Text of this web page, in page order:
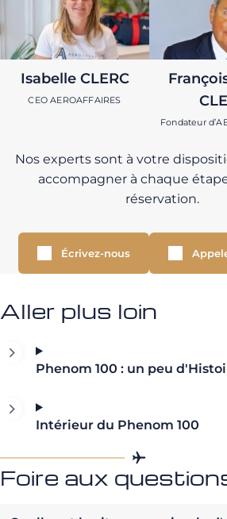
Isabelle CLERC
CEO AEROAFFAIRES
Fondateur
Nos experts sont à votre
accompagner à chaque
réservation.
Écrivez-nous
Aller plus loin
Phenom 100 : un peu
Intérieur du Phenom 100
Foire aux